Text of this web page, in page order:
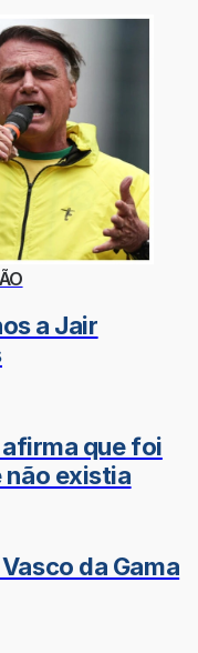
a Jair
que foi
não existia
da Gama